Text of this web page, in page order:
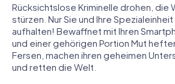
Rücksichtslose Kriminelle drohen, die
stürzen. Nur Sie und Ihre
aufhalten! Bewaffnet mit Ihren
und einer gehörigen Portion Mut
Fersen, machen ihren geheimen
und retten die Welt.